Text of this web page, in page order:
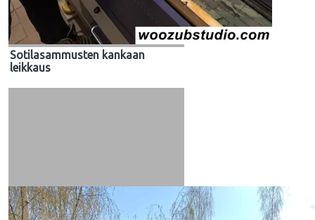
Sotilasammusten kankaan
leikkaus